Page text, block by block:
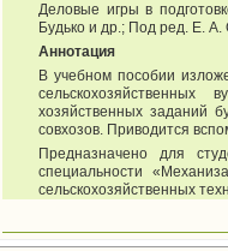
Деловые игры в
Будько и др.; Под ред. Е.
Аннотация
В учебном пособии
хозяйственных заданий
совхозов. Приводится
Предназначено для
специальности
сельскохозяйственных